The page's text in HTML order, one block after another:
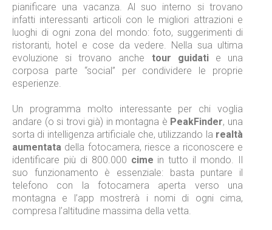
pianificare una vacanza. Al suo interno si trovano
infatti interessanti articoli con le migliori attrazioni e
luoghi di ogni zona del mondo: foto, suggerimenti di
ristoranti, hotel e cose da vedere. Nella sua ultima
evoluzione si trovano anche tour guidatie una
corposa parte “social” per condividere le proprie
esperienze.
Un programma molto interessante per chi voglia
andare (o si trovi già) in montagna è PeakFinder, una
sorta di intelligenza artificiale che, utilizzando la realtà
aumentata della fotocamera, riesce a riconoscere e
identificare più di 800.000 cime in tutto il mondo. Il
suo funzionamento è essenziale: basta puntare il
telefono con la fotocamera aperta verso una
montagna e l’app mostrerà i nomi di ogni cima,
compresa l’altitudine massima della vetta.